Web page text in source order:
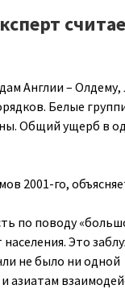
Англии – Олдему,
Белые
Общий ущерб в
2001-го,
по поводу
Это
не было ни одной
азиатам